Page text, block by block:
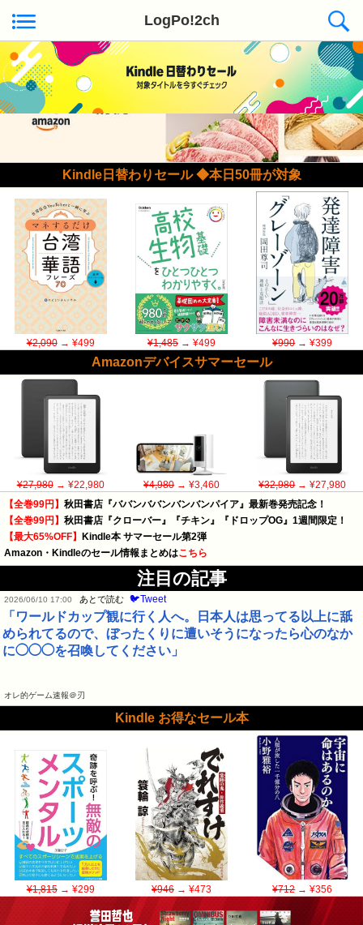
LogPo!2ch
Kindle日替わりセール ◆本日50冊が対象
¥2,090→ ¥499 ¥1,485→ ¥499 ¥990→ ¥399
Amazonデバイスサマーセール
¥27,980→ ¥22,980 ¥4,980→ ¥3,460 ¥32,980→ ¥27,980
【全巻99円】 秋田書店『ババンババンバンバンパイア』最新巻発売記念！
【全巻99円】 秋田書店『クローバー』『チキン』『ドロップOG』1週間限定！
【最大65%OFF】
Kindle本 サマーセール第2弾
Amazon・Kindleのセール情報まとめはこちら
注目の記事
2026/06/10 17:00 あとで読む 🐦Tweet
「ワールドカップ観に行く人へ。日本人は思ってる以上に舐
められてるので、ぼったくりに遭いそうになったら心のなか
に◯◯◯を召喚してください」
オレ的ゲーム速報＠刃
Kindle お得なセール本
¥1,815→ ¥299 ¥946→ ¥473 ¥712→ ¥356